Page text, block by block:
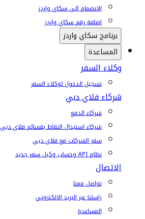
الانضمام إلى سكاي واردز
إضافة رقم سكاي واردز
برنامج سكاي واردز
المساعدة
وكلاء السفر
تسجيل الدخول لوكلاء السفر
شركاء فلاي دبي
شركاء الدفع
شركاء استبدال النقاط بقسائم فلاي دبي
سفر الشركات مع فلاي دبي
نظام API وحساب وكيل سفر جديد
الاتصال
تواصل معنا
راسلنا عبر البريد الإلكتروني
المساعدة